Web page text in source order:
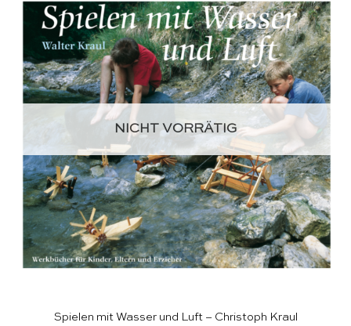
NICHT VORRÄTIG
Spielen mit Wasser und Luft – Christoph Kraul